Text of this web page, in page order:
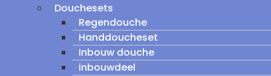
Douchesets
Regendouche
Handdoucheset
Inbouw douche
inbouwdeel